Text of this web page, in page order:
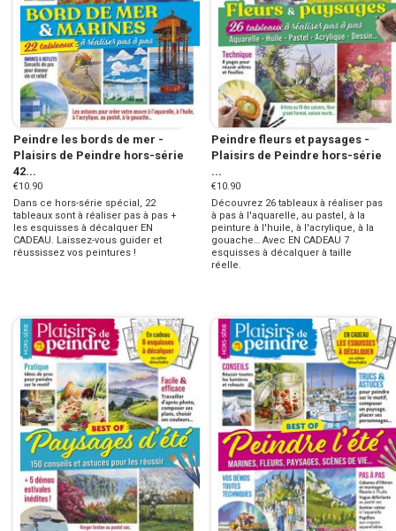
Peindre les bords de mer -
Plaisirs de Peindre hors-série
42...
€10.90
Dans ce hors-série spécial, 22
tableaux sont à réaliser pas à pas +
les esquisses à décalquer EN
CADEAU. Laissez-vous guider et
réussissez vos peintures !
Peindre fleurs et paysages -
Plaisirs de Peindre hors-série
...
€10.90
Découvrez 26 tableaux à réaliser pas
à pas à l'aquarelle, au pastel, à la
peinture à l'huile, à l'acrylique, à la
gouache… Avec EN CADEAU 7
esquisses à décalquer à taille
réelle.